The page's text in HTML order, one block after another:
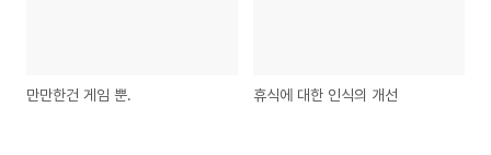
만만한건 게임 뿐. 휴식에 대한 인식의 개선